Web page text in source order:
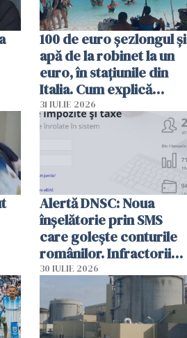
100 de euro șezlongul și
apă de la robinet la un
euro, în stațiunile din
Italia. Cum explică
autoritățile
31 IULIE 2026
Alertă DNSC: Noua
înșelătorie prin SMS
care golește conturile
românilor. Infractorii
folosesc numele
Ghișeul.ro și al Poliției
Române
30 IULIE 2026